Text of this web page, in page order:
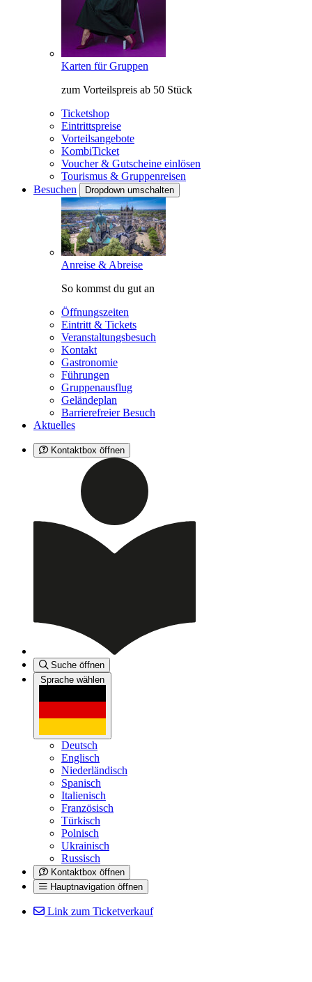
Karten für Gruppen
zum Vorteilspreis ab 50 Stück
Ticketshop
Eintrittspreise
Vorteilsangebote
KombiTicket
Voucher & Gutscheine einlösen
Tourismus & Gruppenreisen
Besuchen
Dropdown umschalten
Anreise & Abreise
So kommst du gut an
Öffnungszeiten
Eintritt & Tickets
Veranstaltungsbesuch
Kontakt
Gastronomie
Führungen
Gruppenausflug
Geländeplan
Barrierefreier Besuch
Aktuelles
Kontaktbox öffnen
Suche öffnen
Sprache wählen
Deutsch
Englisch
Niederländisch
Spanisch
Italienisch
Französisch
Türkisch
Polnisch
Ukrainisch
Russisch
Kontaktbox öffnen
Hauptnavigation öffnen
Link zum Ticketverkauf